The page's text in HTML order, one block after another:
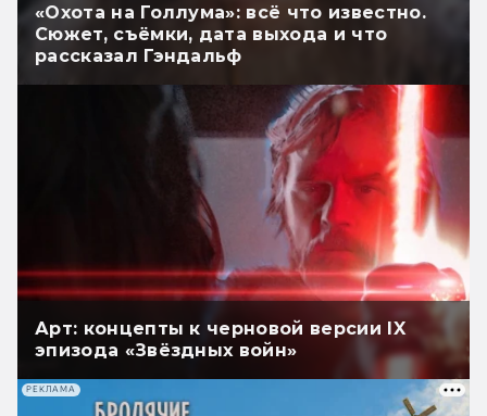
«Охота на Голлума»: всё что известно.
Сюжет, съёмки, дата выхода и что
рассказал Гэндальф
Арт: концепты к черновой версии IX
эпизода «Звёздных войн»
РЕКЛАМА